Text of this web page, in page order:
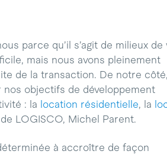
parce qu’il s’agit de milieux de
mais nous avons pleinement
de la transaction. De notre
objectifs de développement
: la location résidentielle, la
LOGISCO, Michel Parent.
à accroître de façon